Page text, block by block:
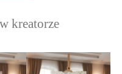
kreatorze